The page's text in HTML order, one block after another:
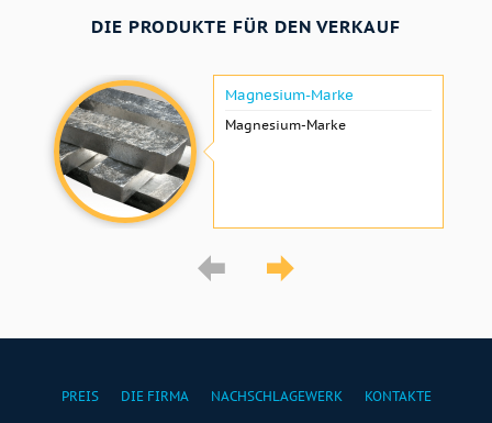
DIE PRODUKTE FÜR DEN VERKAUF
Magnesium-Marke
Magnesium-Marke
PREIS DIE FIRMA NACHSCHLAGEWERK KONTAKTE